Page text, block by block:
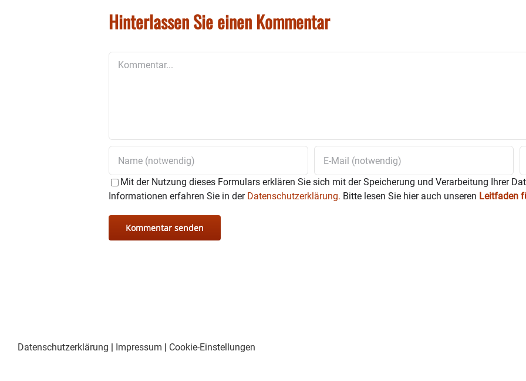
Hinterlassen Sie einen Kommentar
Mit der Nutzung dieses Formulars erklären Sie sich mit der Speicherung und Verarbeitung Ihrer
Informationen erfahren Sie in der Datenschutzerklärung. Bitte lesen Sie hier auch unseren Leitfaden
Datenschutzerklärung | Impressum | Cookie-Einstellungen